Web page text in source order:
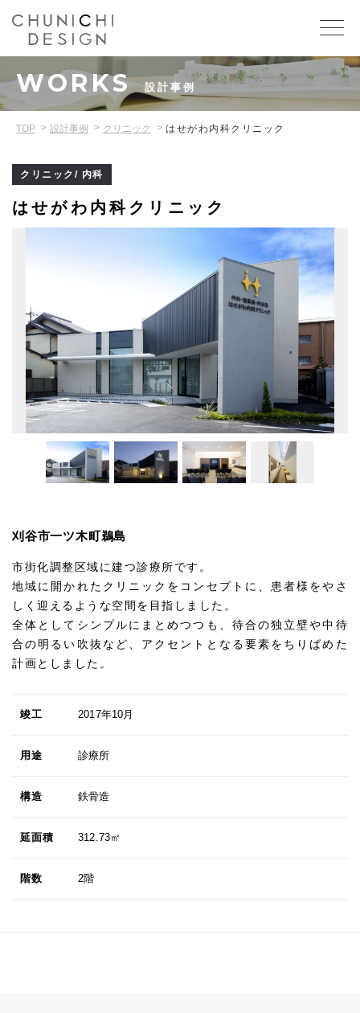
WORKS 設計事例
TOP 設計事例 クリニック はせがわ内科クリニック
クリニック/ 内科
はせがわ内科クリニック
刈谷市一ツ木町鵜島
市街化調整区域に建つ診療所です。
地域に開かれたクリニックをコンセプトに、患者様をやさ
しく迎えるような空間を目指しました。
全体としてシンプルにまとめつつも、待合の独立壁や中待
合の明るい吹抜など、アクセントとなる要素をちりばめた
計画としました。
竣工 2017年10月
用途 診療所
構造 鉄骨造
延面積 312.73㎡
階数 2階